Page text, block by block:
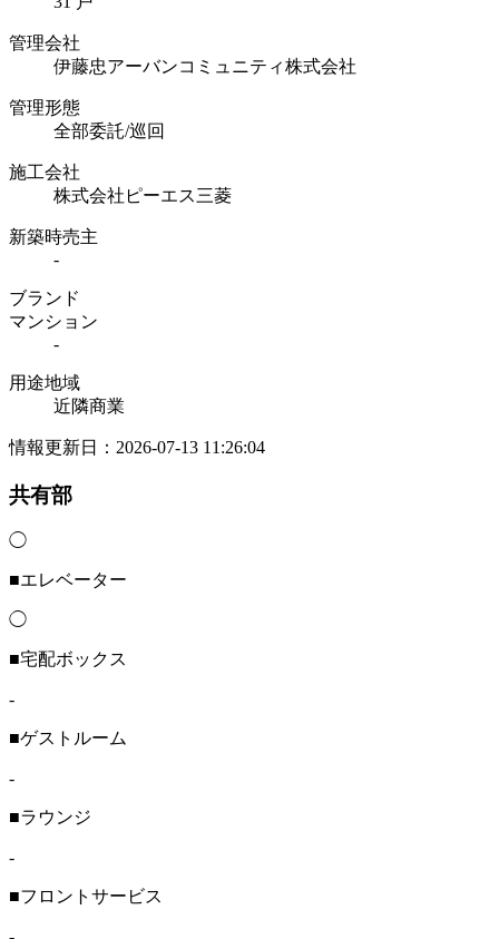
管理会社
伊藤忠アーバンコミュニティ株式会社
管理形態
全部委託/巡回
施工会社
株式会社ピーエス三菱
新築時売主
-
ブランド
マンション
-
用途地域
近隣商業
情報更新日：2026-07-13 11:26:04
共有部
◯
■エレベーター
◯
■宅配ボックス
-
■ゲストルーム
-
■ラウンジ
-
■フロントサービス